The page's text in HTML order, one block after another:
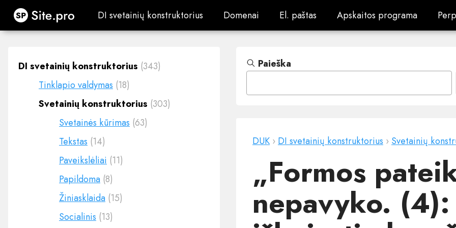
Site.pro DI svetainių konstruktorius
DI svetainių konstruktorius Domenai
Domenai El. paštas
El. paštas Apskaitos programa
Apskaitos programa
DI svetainių konstruktorius (343)
Tinklapio valdymas (18)
Svetainių konstruktorius (303)
Svetainės kūrimas (63)
Tekstas (14)
Paveikslėliai (11)
Papildoma (8)
Žiniasklaida (15)
Socialinis (13)
Paieška
DUK › DI svetainių konstruktorius › Svetainių
„Formos
nepavyko.